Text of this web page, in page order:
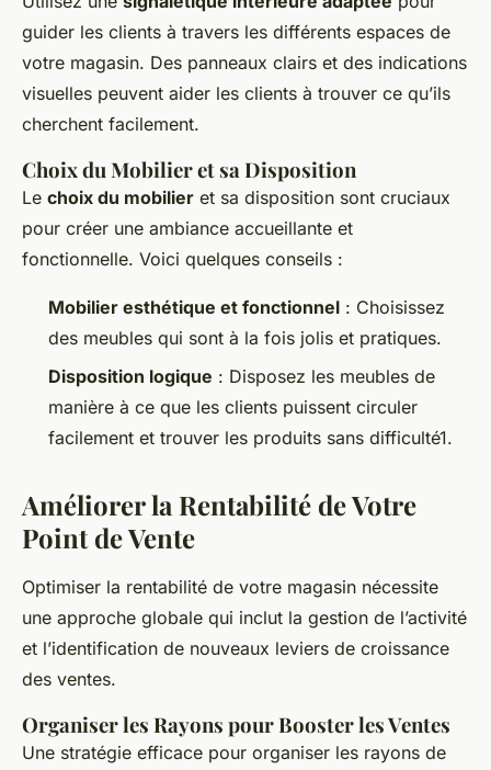
guider les clients à travers les différents espaces de
votre magasin. Des panneaux clairs et des indications
visuelles peuvent aider les clients à trouver ce qu’ils
cherchent facilement.
Choix du Mobilier et sa Disposition
Le choix du mobilier et sa disposition sont cruciaux
pour créer une ambiance accueillante et
fonctionnelle. Voici quelques conseils :
Mobilier esthétique et fonctionnel : Choisissez
des meubles qui sont à la fois jolis et pratiques.
Disposition logique : Disposez les meubles de
manière à ce que les clients puissent circuler
facilement et trouver les produits sans difficulté1.
Améliorer la Rentabilité de Votre
Point de Vente
Optimiser la rentabilité de votre magasin nécessite
une approche globale qui inclut la gestion de l’activité
et l’identification de nouveaux leviers de croissance
des ventes.
Organiser les Rayons pour Booster les Ventes
Une stratégie efficace pour organiser les rayons de